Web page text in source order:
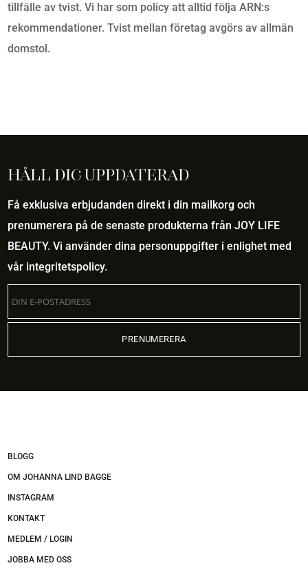
tillfälle av tvist. Vi har som policy att alltid följa ARN:s
rekommendationer. Tvist mellan företag avgörs av allmän
domstol.
Håll dig uppdaterad
Få exklusiva erbjudanden direkt i din mailkorg och
prenumerera på de senaste produkterna från JOY LIFE
BEAUTY. Vi använder dina personuppgifter i enlighet med
vår integritetspolicy.
BLOGG
OM JOHANNA LIND BAGGE
INSTAGRAM
KONTAKT
MEDLEM / LOGIN
JOBBA MED OSS